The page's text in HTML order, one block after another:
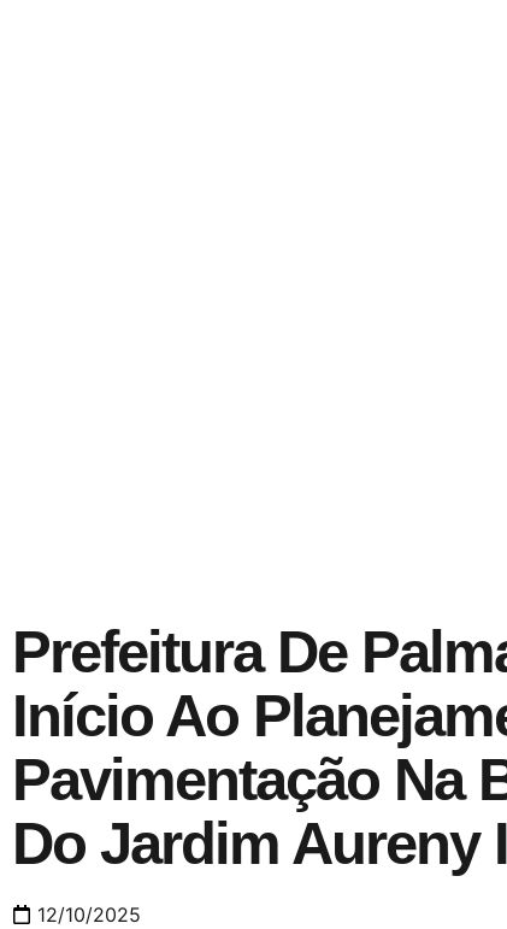
Prefeitura De
Início Ao
Pavimentação Na
Do Jardim Aureny
12/10/2025